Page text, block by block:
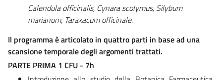
Calendula officinalis, Cynara scolymus, Silybum
marianum, Taraxacum officinale.
Il programma è articolato in quattro parti in base ad una
scansione temporale degli argomenti trattati.
PARTE PRIMA 1 CFU - 7h